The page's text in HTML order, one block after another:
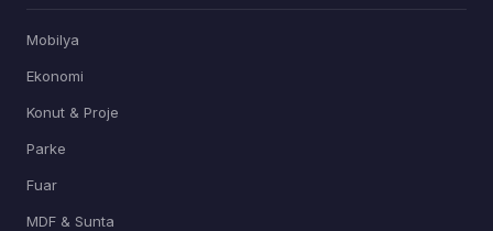
Mobilya
Ekonomi
Konut & Proje
Parke
Fuar
MDF & Sunta